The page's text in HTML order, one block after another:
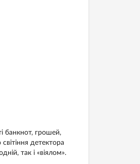
банкнот, грошей,
детектора
так і «віялом».